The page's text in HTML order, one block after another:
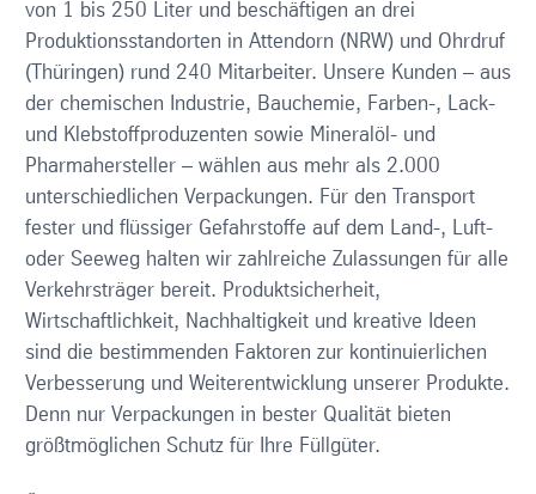
von 1 bis 250 Liter und beschäftigen an drei
Produktionsstandorten in Attendorn (NRW) und Ohrdruf
(Thüringen) rund 240 Mitarbeiter. Unsere Kunden – aus
der chemischen Industrie, Bauchemie, Farben-, Lack-
und Klebstoffproduzenten sowie Mineralöl- und
Pharmahersteller – wählen aus mehr als 2.000
unterschiedlichen Verpackungen. Für den Transport
fester und flüssiger Gefahrstoffe auf dem Land-, Luft-
oder Seeweg halten wir zahlreiche Zulassungen für alle
Verkehrsträger bereit. Produktsicherheit,
Wirtschaftlichkeit, Nachhaltigkeit und kreative Ideen
sind die bestimmenden Faktoren zur kontinuierlichen
Verbesserung und Weiterentwicklung unserer Produkte.
Denn nur Verpackungen in bester Qualität bieten
größtmöglichen Schutz für Ihre Füllgüter.